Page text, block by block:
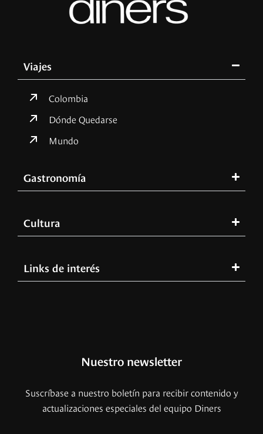
Viajes
Colombia
Dónde Quedarse
Mundo
Gastronomía
Cultura
Links de interés
Nuestro newsletter
Suscríbase a nuestro boletín para recibir contenido y
actualizaciones especiales del equipo Diners